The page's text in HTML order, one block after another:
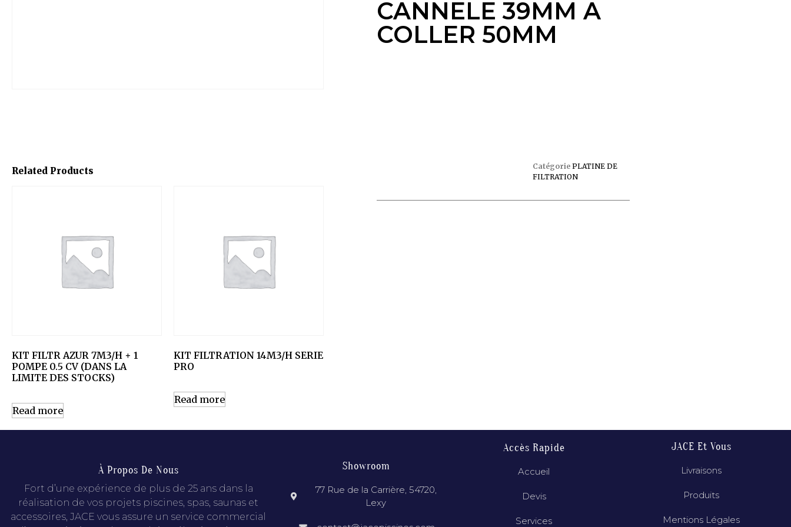
CANNELE 39MM A
COLLER 50MM
Related Products
KIT FILTR AZUR 7M3/H + 1
POMPE 0.5 CV (DANS LA
LIMITE DES STOCKS)
Read more
KIT FILTRATION 14M3/H SERIE
PRO
Read more
Catégorie PLATINE DE
FILTRATION
À Propos De Nous
Fort d’une expérience de plus de 25 ans dans la
réalisation de vos projets piscines, spas, saunas et
accessoires, JACE vous assure un service commercial
Showroom
77 Rue de la Carrière, 54720,
Lexy
Accès Rapide
Accueil
Devis
Services
JACE Et Vous
Livraisons
Produits
Mentions Légales